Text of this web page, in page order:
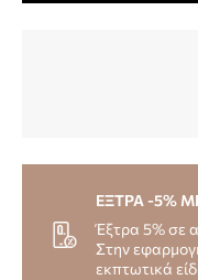
ΕΞΤΡΑ -5%
Έξτρα 5% σε
Στην
εκπτωτικά